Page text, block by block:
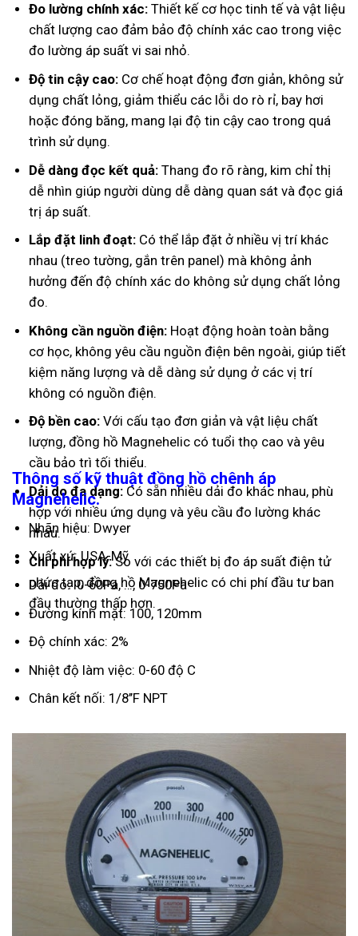
Đo lường chính xác:Thiết kế cơ học tinh tế và vật liệu
chất lượng cao đảm bảo độ chính xác cao trong việc
đo lường áp suất vi sai nhỏ.
Độ tin cậy cao:Cơ chế hoạt động đơn giản, không sử
dụng chất lỏng, giảm thiểu các lỗi do rò rỉ, bay hơi
hoặc đóng băng, mang lại độ tin cậy cao trong quá
trình sử dụng.
Dễ dàng đọc kết quả:Thang đo rõ ràng, kim chỉ thị
dễ nhìn giúp người dùng dễ dàng quan sát và đọc giá
trị áp suất.
Lắp đặt linh đoạt:Có thể lắp đặt ở nhiều vị trí khác
nhau (treo tường, gắn trên panel) mà không ảnh
hưởng đến độ chính xác do không sử dụng chất lỏng
đo.
Không cần nguồn điện:Hoạt động hoàn toàn bằng
cơ học, không yêu cầu nguồn điện bên ngoài, giúp tiết
kiệm năng lượng và dễ dàng sử dụng ở các vị trí
không có nguồn điện.
Độ bền cao:Với cấu tạo đơn giản và vật liệu chất
lượng, đồng hồ Magnehelic có tuổi thọ cao và yêu
cầu bảo trì tối thiểu.
Dải do đa dạng:Có sẵn nhiều dải đo khác nhau, phù
hợp với nhiều ứng dụng và yêu cầu đo lường khác
nhau.
Chi phí hợp lý:So với các thiết bị đo áp suất điện tử
phức tạp, đồng hồ Magnehelic có chi phí đầu tư ban
đầu thường thấp hơn.
Thông số kỹ thuật đồng hồ chênh áp
Magnehelic.
Nhãn hiệu: Dwyer
Xuất xứ: USA-Mỹ
Dải đo: 0-60Pa, …, 0-750Pa
Đường kính mặt: 100, 120mm
Độ chính xác: 2%
Nhiệt độ làm việc: 0-60 độ C
Chân kết nối: 1/8’’F NPT